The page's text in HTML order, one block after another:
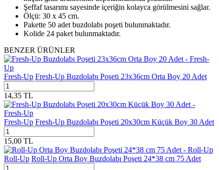
Şeffaf tasarımı sayesinde içeriğin kolayca görülmesini sağlar.
Ölçü: 30 x 45 cm.
Pakette 50 adet buzdolabı poşeti bulunmaktadır.
Kolide 24 paket bulunmaktadır.
BENZER ÜRÜNLER
Fresh-Up Fresh-Up Buzdolabı Poşeti 23x36cm Orta Boy 20 Adet
14,35 TL
Fresh-Up Fresh-Up Buzdolabı Poşeti 20x30cm Küçük Boy 30 Adet
15,00 TL
Roll-Up Roll-Up Orta Boy Buzdolabı Poşeti 24*38 cm 75 Adet